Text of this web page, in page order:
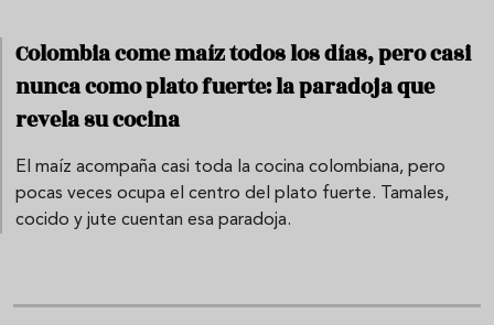
Colombia come maíz todos los días, pero casi
nunca como plato fuerte: la paradoja que
revela su cocina
El maíz acompaña casi toda la cocina colombiana, pero
pocas veces ocupa el centro del plato fuerte. Tamales,
cocido y jute cuentan esa paradoja.